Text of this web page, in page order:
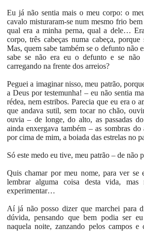
Eu já não sentia mais o meu corpo: o
cavalo misturaram-se num mesmo frio
qual era a minha perna, qual a dele…
corpo, três cabeças numa cabeça,
Mas, quem sabe também se o defunto não
sabe se não era eu o defunto e se não
carregando na frente dos arreios?
Peguei a imaginar nisso, meu patrão,
a Deus por testemunha! – eu não sentia
rédea, nem estribos. Parecia que eu era o
que andava sutil, sem tocar no chão,
ouvia – de longe, do alto, as passadas
ainda enxergava também – as sombras
por cima de mim, a boiada das estrelas no
Só este medo eu tive, meu patrão – de não
Quis chamar por meu nome, para ver se
lembrar alguma coisa desta vida,
experimentar…
Aí já não posso dizer que marchei para
dúvida, pensando que bem podia ser
naquela noite, zanzando pelos campos e